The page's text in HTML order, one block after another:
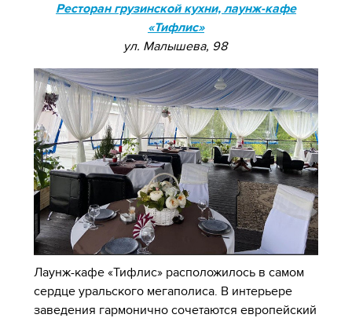
Ресторан грузинской кухни, лаунж-кафе
«Тифлис»
ул. Малышева, 98
Лаунж-кафе «Тифлис» расположилось в самом
сердце уральского мегаполиса. В интерьере
заведения гармонично сочетаются европейский